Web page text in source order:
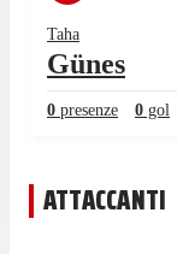
Taha
Günes
0 presenze 0 gol
ATTACCANTI